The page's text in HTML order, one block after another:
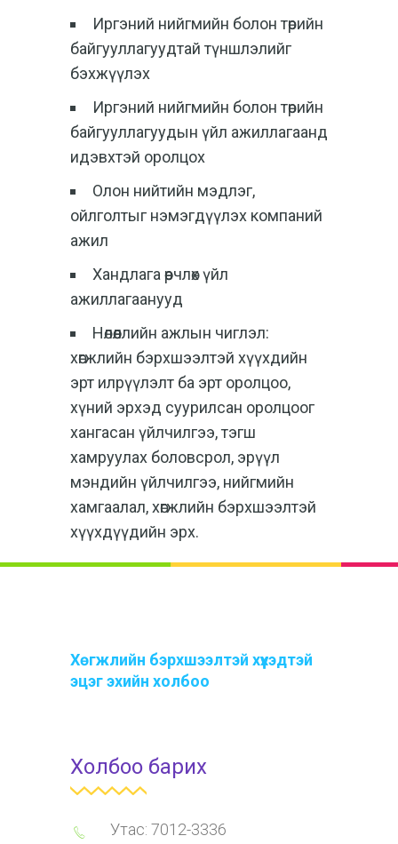
Иргэний нийгмийн болон төрийн
байгууллагуудтай түншлэлийг
бэхжүүлэх
Иргэний нийгмийн болон төрийн
байгууллагуудын үйл ажиллагаанд
идэвхтэй оролцох
Олон нийтийн мэдлэг,
ойлголтыг нэмэгдүүлэх компаний
ажил
Хандлага өөрчлөх үйл
ажиллагаанууд
Нөлөөллийн ажлын чиглэл:
хөгжлийн бэрхшээлтэй хүүхдийн
эрт илрүүлэлт ба эрт оролцоо,
хүний эрхэд суурилсан оролцоог
хангасан үйлчилгээ, тэгш
хамруулах боловсрол, эрүүл
мэндийн үйлчилгээ, нийгмийн
хамгаалал, хөгжлийн бэрхшээлтэй
хүүхдүүдийн эрх.
Хөгжлийн бэрхшээлтэй хүүхэдтэй
эцэг эхийн холбоо
Холбоо барих
Утас: 7012-3336